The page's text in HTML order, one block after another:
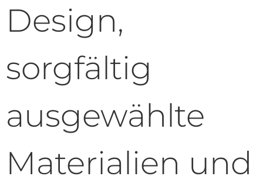
Design,
sorgfältig
ausgewählte
Materialien und